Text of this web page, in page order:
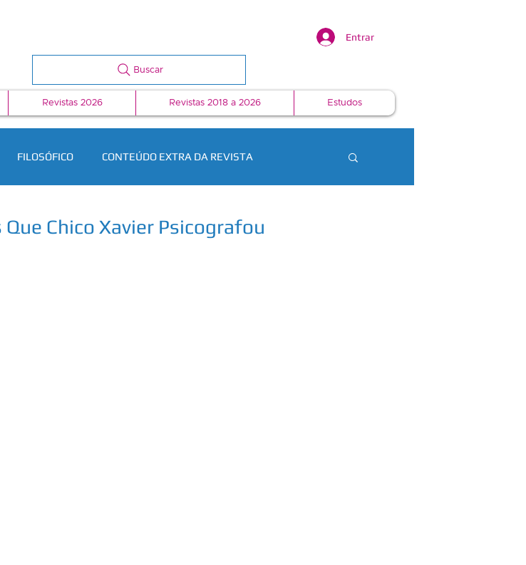
Entrar
Buscar
Revistas 2026 Revistas 2018 a 2026 Estudos
FILOSÓFICO CONTEÚDO EXTRA DA REVISTA
Chico Xavier Psicografou